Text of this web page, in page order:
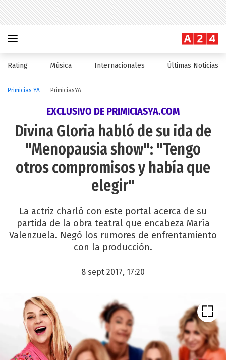
Rating Música Internacionales Últimas Noticias
Primicias YA PrimiciasYA
EXCLUSIVO DE PRIMICIASYA.COM
Divina Gloria habló de su ida de
"Menopausia show": "Tengo
otros compromisos y había que
elegir"
La actriz charló con este portal acerca de su
partida de la obra teatral que encabeza María
Valenzuela. Negó los rumores de enfrentamiento
con la producción.
8 sept 2017, 17:20